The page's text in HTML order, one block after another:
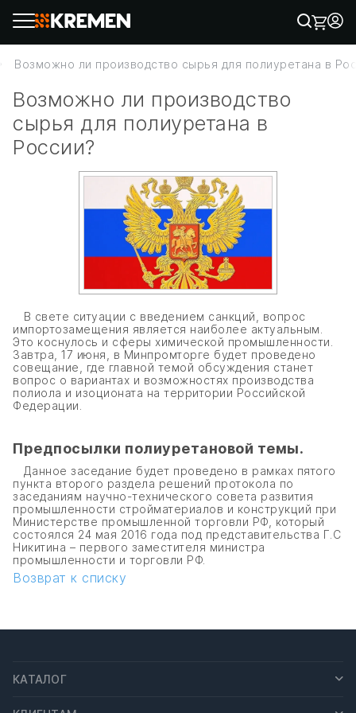
Возможно ли производство сырья для полиуретана в
Возможно ли производство
сырья для полиуретана в
России?
В свете ситуации с введением санкций, вопрос
импортозамещения является наиболее актуальным.
Это коснулось и сферы химической промышленности.
Завтра, 17 июня, в Минпромторге будет проведено
совещание, где главной темой обсуждения станет
вопрос о вариантах и возможностях производства
полиола и изоционата на территории Российской
Федерации.
Предпосылки полиуретановой темы.
Данное заседание будет проведено в рамках пятого
пункта второго раздела решений протокола по
заседаниям научно-технического совета развития
промышленности стройматериалов и конструкций при
Министерстве промышленной торговли РФ, который
состоялся 24 мая 2016 года под представительства Г.С
Никитина – первого заместителя министра
промышленности и торговли РФ.
Возврат к списку
КАТАЛОГ